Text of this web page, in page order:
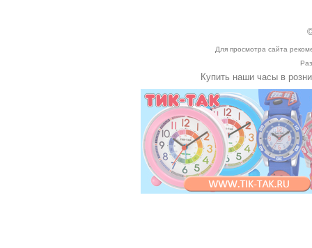
Для просмотра сайта
Купить наши часы в